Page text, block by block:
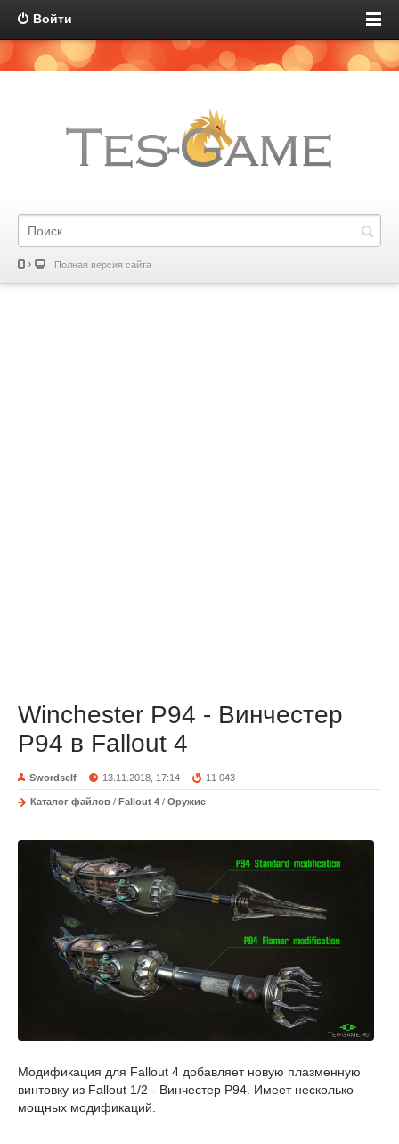
Войти
Полная версия сайта
Winchester P94 - Винчестер
P94 в Fallout 4
Swordself 13.11.2018, 17:14 11 043
Каталог файлов / Fallout 4 / Оружие
Модификация для Fallout 4 добавляет новую плазменную
винтовку из Fallout 1/2 - Винчестер P94. Имеет несколько
мощных модификаций.